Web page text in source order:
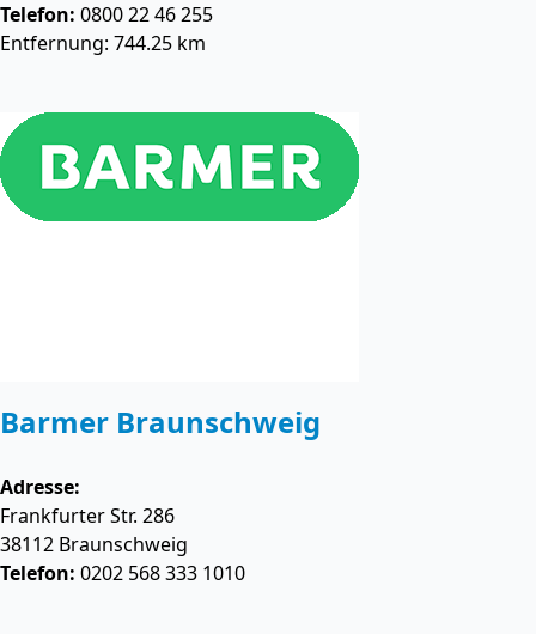
Telefon: 0800 22 46 255
Entfernung: 744.25 km
Barmer Braunschweig
Adresse:
Frankfurter Str. 286
38112 Braunschweig
Telefon: 0202 568 333 1010